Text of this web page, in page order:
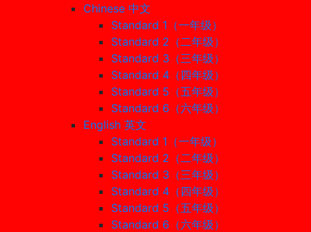
Chinese 中文
Standard 1（一年级）
Standard 2（二年级）
Standard 3（三年级）
Standard 4（四年级）
Standard 5（五年级）
Standard 6（六年级）
English 英文
Standard 1（一年级）
Standard 2（二年级）
Standard 3（三年级）
Standard 4（四年级）
Standard 5（五年级）
Standard 6（六年级）